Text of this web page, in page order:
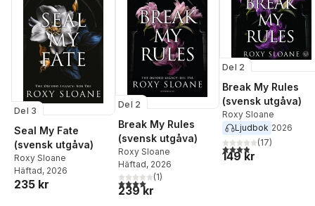
Del 3
Seal My Fate
(svensk utgåva)
Roxy Sloane
Häftad, 2026
235 kr
Del 2
Break My Rules
(svensk utgåva)
Roxy Sloane
Häftad, 2026
4,0utav 5 stjärnor. Totalt antal röster:
(1)
239 kr
Del 2
Break My Rules
(svensk utgåva)
Roxy Sloane
Ljudbok 2026
3,9utav 5 stjärnor.
(17)
149 kr